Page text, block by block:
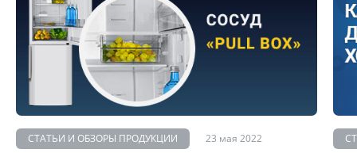
СТАТЬИ И ОБЗОРЫ ПРОДУКЦИИ 23 мая 2022